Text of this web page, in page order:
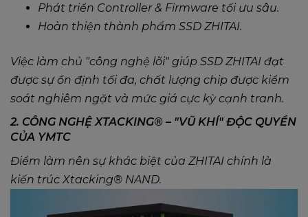
Phát triển Controller & Firmware tối ưu sâu.
Hoàn thiện thành phẩm SSD ZHITAI.
Việc làm chủ "công nghệ lõi" giúp SSD ZHITAI đạt
được sự ổn định tối đa, chất lượng chip được kiểm
soát nghiêm ngặt và mức giá cực kỳ cạnh tranh.
2. CÔNG NGHỆ XTACKING® – "VŨ KHÍ" ĐỘC QUYỀN
CỦA YMTC
Điểm làm nên sự khác biệt của ZHITAI chính là
kiến trúc Xtacking® NAND.